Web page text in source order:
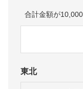
合計金額が
東北